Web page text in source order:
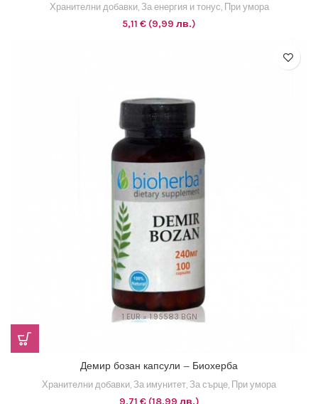
Хранителни добавки, За енергия и тонус, При умора
5,11 € (9,99 лв.)
1 EUR = 1.95583 BGN
Демир бозан капсули – Биохерба
Хранителни добавки, За имунитет, За сърце, При умора